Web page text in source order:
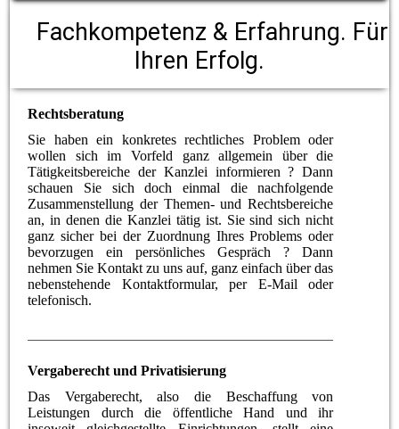
Fachkompetenz & Erfahrung. Für
Ihren Erfolg.
Rechtsberatung
Sie haben ein konkretes rechtliches Problem oder
wollen sich im Vorfeld ganz allgemein über die
Tätigkeitsbereiche der Kanzlei informieren ? Dann
schauen Sie sich doch einmal die nachfolgende
Zusammenstellung der Themen- und Rechtsbereiche
an, in denen die Kanzlei tätig ist. Sie sind sich nicht
ganz sicher bei der Zuordnung Ihres Problems oder
bevorzugen ein persönliches Gespräch ? Dann
nehmen Sie Kontakt zu uns auf, ganz einfach über das
nebenstehende Kontaktformular, per E-Mail oder
telefonisch.
Vergaberecht und Privatisierung
Das Vergaberecht, also die Beschaffung von
Leistungen durch die öffentliche Hand und ihr